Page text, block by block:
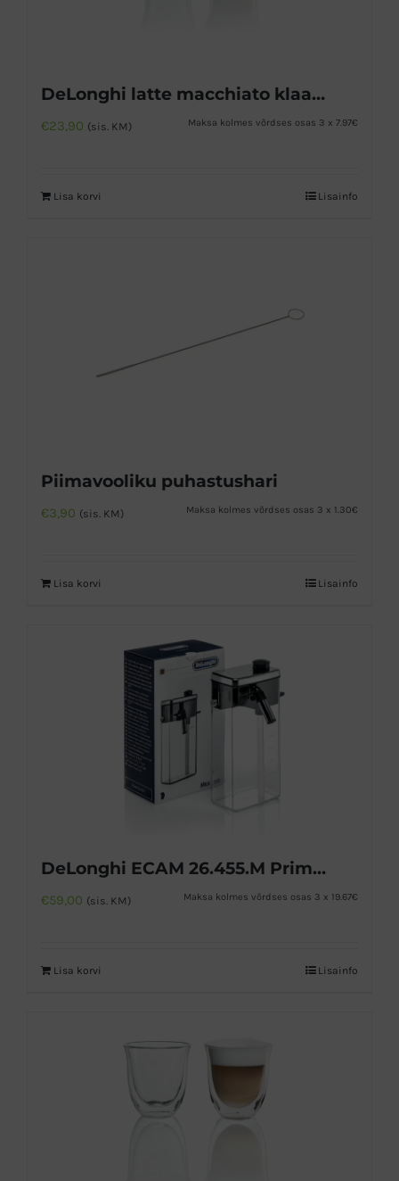
DeLonghi latte macchiato klaasid
€23,90 (sis. KM) Maksa kolmes võrdses osas 3 x 7.97€
Lisa korvi Lisainfo
Piimavooliku puhastushari
€3,90 (sis. KM) Maksa kolmes võrdses osas 3 x 1.30€
Lisa korvi Lisainfo
DeLonghi ECAM 26.455.M Primadonna piimakann
€59,00 (sis. KM) Maksa kolmes võrdses osas 3 x 19.67€
Lisa korvi Lisainfo